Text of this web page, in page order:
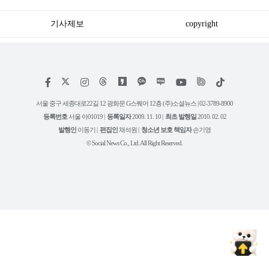
기사제보 copyright
페
스
인
타
램
위
트
유
튜
틱
서울 중구 세종대로22길 12 광화문 G스퀘어 12층 (주)소셜뉴스 | 02-3789-8900
등록번호 서울 아01019 | 등록일자2009. 11. 10 | 최초 발행일2010. 02. 02
발행인 이동기 | 편집인채석원 | 청소년 보호 책임자손기영
© Social News Co., Ltd. All Right Reserved.